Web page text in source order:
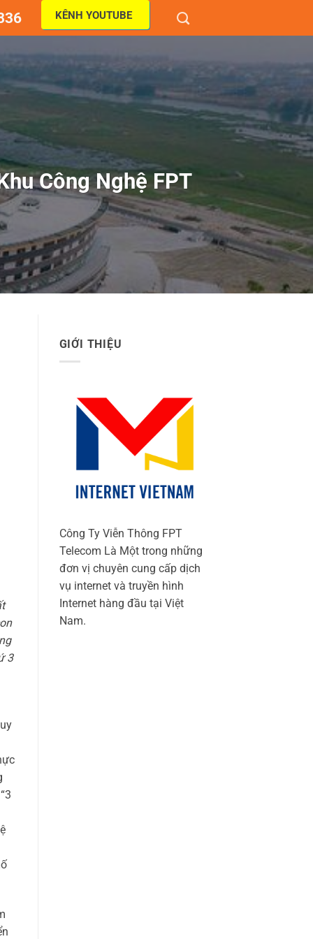
KÊNH YOUTUBE
Công Nghệ FPT
3
GIỚI THIỆU
Công Ty Viễn Thông FPT
Telecom Là Một trong những
đơn vị chuyên cung cấp dịch
vụ internet và truyền hình
Internet hàng đầu tại Việt
Nam.